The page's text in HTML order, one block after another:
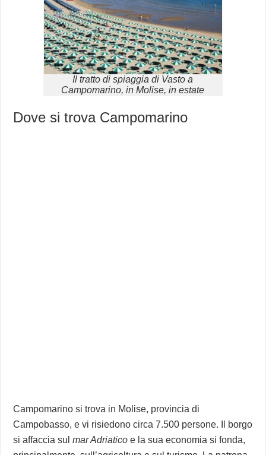
Il tratto di spiaggia di Vasto a
Campomarino, in Molise, in estate
Dove si trova Campomarino
Campomarino si trova in Molise, provincia di
Campobasso, e vi risiedono circa 7.500 persone. Il borgo
si affaccia sulmar Adriatico e la sua economia si fonda,